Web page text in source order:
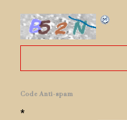
Code Anti-spam
*